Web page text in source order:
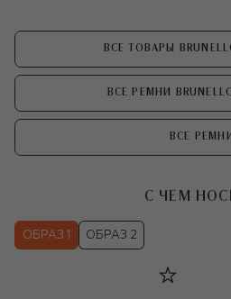
ВСЕ ТОВАРЫ
ВСЕ РЕМНИ
ВСЕ РЕМНИ
С ЧЕМ
ОБРАЗ 1 ОБРАЗ 2